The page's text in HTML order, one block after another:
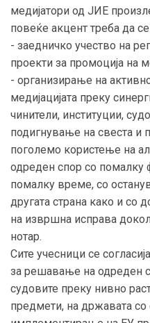
медијатори од ЈИЕ
повеќе акцент треба да
- заедничко учество на
проекти за промоција на
- организирање на
медијацијата преку
чинители, институции,
подигнување на свеста и
поголемо користење на
одреден спор со помалку
помалку време, со
другата страна како и со
на извршна исправа
нотар.
Сите учесници се
за решавање на одреден
судовите преку нивно
предмети, на државата